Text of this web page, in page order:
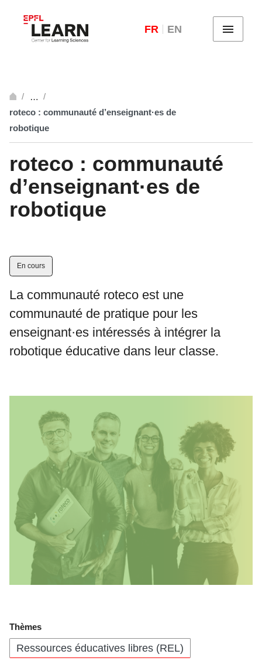
FR EN Menu
…
roteco : communauté d’enseignant·es de
robotique
roteco : communauté
d’enseignant·es de
robotique
En cours
La communauté roteco est une
communauté de pratique pour les
enseignant·es intéressés à intégrer la
robotique éducative dans leur classe.
Thèmes
Ressources éducatives libres (REL)